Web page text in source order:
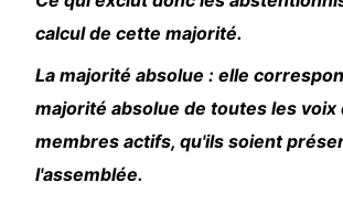
calcul de cette majorité.
La majorité absolue : elle
majorité absolue de toutes les voix
membres actifs, qu'ils soient
l'assemblée.